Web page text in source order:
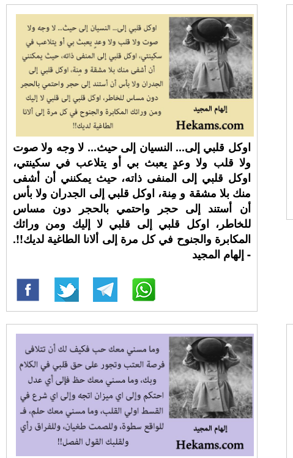
اوكل قلبي إلى... النسيان إلى حيث... لا وجه ولا صوت
ولا قلب ولا وعدٍ يعبث بي أو يتلاعب في سكينتي،
اوكل قلبي إلى المنفى ذاته، حيث يمكنني أن أشفى
منك بلا مشقة و مِنة، اوكل قلبي إلى الجدران ولا بأس
أن أستند إلى حجر واحتمي بالحجر دون مساس
للخاطر، اوكل قلبي إلى قلبي لا إليك ومن ورائك
المكابرة والجنوح في كل مرة إلى ألانا الطاغية لديك!!.
- إلهام المجيد